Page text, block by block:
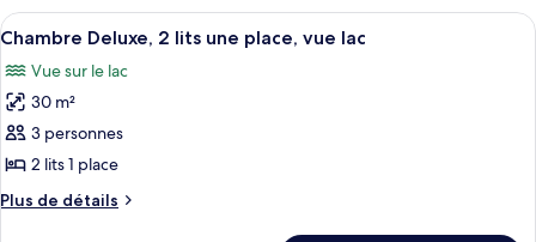
2
lits
une
place,
vue
ville
type
de
Chambre
Deluxe,
lits
une
vue
Afficher
toutes
les
photos
pour
ce
type
de
Une chambre d’hôtel avec deux lits,
5
Chambre Deluxe, 2 lits une place, vue lac
Vue sur le lac
30 m²
3 personnes
2 lits 1 place
Plus de détails
Plus